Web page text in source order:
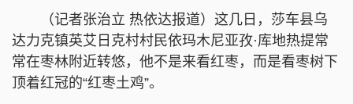
（记者张治立 热依达报道）这几日，莎车县乌
达力克镇英艾日克村村民依玛木尼亚孜·库地热提常
常在枣林附近转悠，他不是来看红枣，而是看枣树下
顶着红冠的“红枣土鸡”。